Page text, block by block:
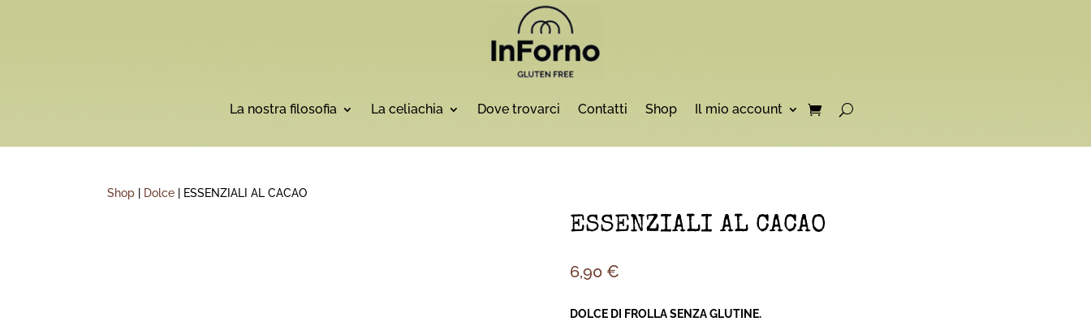
La nostra filosofia La celiachia Dove trovarci Contatti Shop Il mio account
Shop Dolce | ESSENZIALI AL CACAO
ESSENZIALI AL CACAO
6,90 €
DOLCE DI FROLLA SENZA GLUTINE.